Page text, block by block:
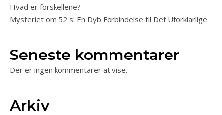
Hvad er forskellene?
Mysteriet om 52 s: En Dyb Forbindelse til Det Uforklarlige
Seneste kommentarer
Der er ingen kommentarer at vise.
Arkiv